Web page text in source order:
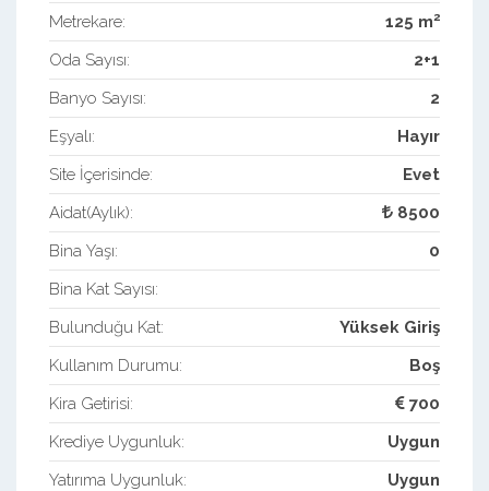
Metrekare:
125 m2
Oda Sayısı:
2+1
Banyo Sayısı:
2
Eşyalı:
Hayır
Site İçerisinde:
Evet
Aidat(Aylık):
8500
Bina Yaşı:
0
Bina Kat Sayısı:
Bulunduğu Kat:
Yüksek Giriş
Kullanım Durumu:
Boş
Kira Getirisi:
700
Krediye Uygunluk:
Uygun
Yatırıma Uygunluk:
Uygun